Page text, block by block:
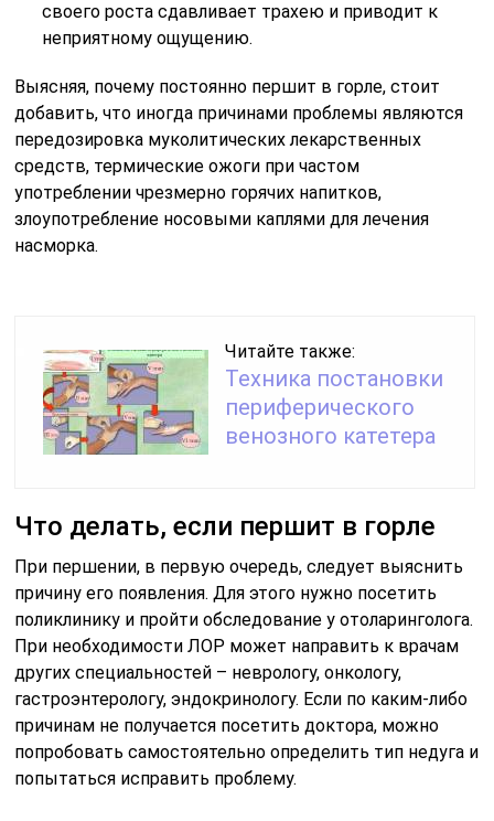
своего роста сдавливает трахею и приводит к
неприятному ощущению.
Выясняя, почему постоянно першит в горле, стоит
добавить, что иногда причинами проблемы являются
передозировка муколитических лекарственных
средств, термические ожоги при частом
употреблении чрезмерно горячих напитков,
злоупотребление носовыми каплями для лечения
насморка.
Читайте также:
Техника постановки
периферического
венозного катетера
Что делать, если першит в горле
При першении, в первую очередь, следует выяснить
причину его появления. Для этого нужно посетить
поликлинику и пройти обследование у отоларинголога.
При необходимости ЛОР может направить к врачам
других специальностей – неврологу, онкологу,
гастроэнтерологу, эндокринологу. Если по каким-либо
причинам не получается посетить доктора, можно
попробовать самостоятельно определить тип недуга и
попытаться исправить проблему.